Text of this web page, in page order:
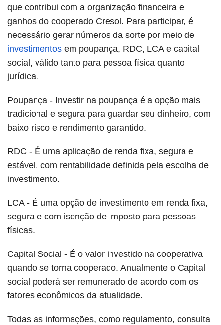
que contribui com a organização financeira e
ganhos do cooperado Cresol. Para participar, é
necessário gerar números da sorte por meio de
investimentos em poupança, RDC, LCA e capital
social, válido tanto para pessoa física quanto
jurídica.
Poupança - Investir na poupança é a opção mais
tradicional e segura para guardar seu dinheiro, com
baixo risco e rendimento garantido.
RDC - É uma aplicação de renda fixa, segura e
estável, com rentabilidade definida pela escolha de
investimento.
LCA - É uma opção de investimento em renda fixa,
segura e com isenção de imposto para pessoas
físicas.
Capital Social - É o valor investido na cooperativa
quando se torna cooperado. Anualmente o Capital
social poderá ser remunerado de acordo com os
fatores econômicos da atualidade.
Todas as informações, como regulamento, consulta